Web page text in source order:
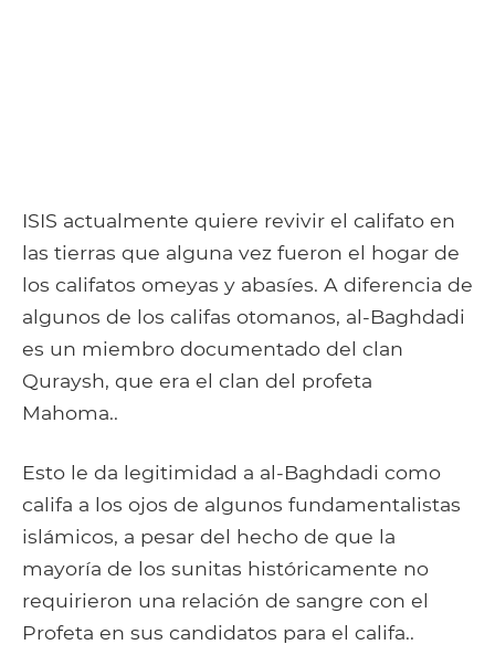
ISIS actualmente quiere revivir el califato en
las tierras que alguna vez fueron el hogar de
los califatos omeyas y abasíes. A diferencia de
algunos de los califas otomanos, al-Baghdadi
es un miembro documentado del clan
Quraysh, que era el clan del profeta
Mahoma..
Esto le da legitimidad a al-Baghdadi como
califa a los ojos de algunos fundamentalistas
islámicos, a pesar del hecho de que la
mayoría de los sunitas históricamente no
requirieron una relación de sangre con el
Profeta en sus candidatos para el califa..